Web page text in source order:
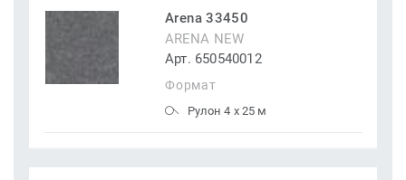
Arena 33450
ARENA NEW
Арт. 650540012
Формат
Рулон 4 x 25 м